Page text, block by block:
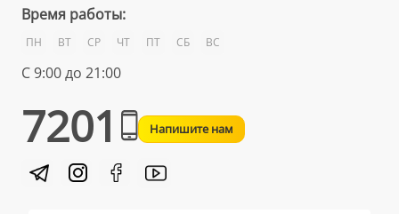
Время работы:
ПН ВТ СР ЧТ ПТ СБ ВС
С 9:00 до 21:00
7201 Напишите нам